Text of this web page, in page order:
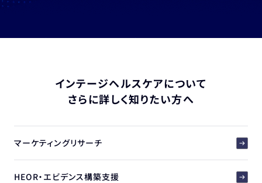
インテージヘルスケアについて
さらに詳しく知りたい方へ
マーケティングリサーチ
HEOR・エビデンス構築支援